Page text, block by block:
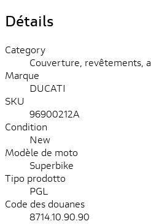
Détails
Category
Couverture, revêtements,
Marque
DUCATI
SKU
96900212A
Condition
New
Modèle de moto
Superbike
Tipo prodotto
PGL
Code des douanes
8714.10.90.90